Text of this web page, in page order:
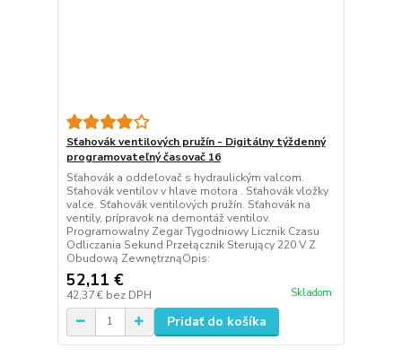
Sťahovák ventilových pružín - Digitálny týždenný
programovateľný časovač 16
Sťahovák a oddeľovač s hydraulickým valcom.
Sťahovák ventilov v hlave motora . Sťahovák vložky
valce. Sťahovák ventilových pružín. Sťahovák na
ventily, prípravok na demontáž ventilov.
Programowalny Zegar Tygodniowy Licznik Czasu
Odliczania Sekund Przełącznik Sterujący 220 V Z
Obudową ZewnętrznąOpis:
52,11 €
42,37 € bez DPH Skladom
Pridať do košíka